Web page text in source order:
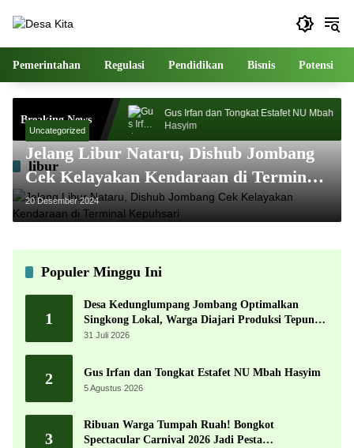
Pemerintahan Regulasi Pendidikan Bisnis Potensi
Breaking News
Sukses Digelar,
Ribuan
Gus Irfan dan Tongkat Estafet NU Mbah
Hasyim
libur
Uncategorized
Jelang Libur Nataru, Dishub Jombang
Cek Kelayakan Kendaraan di Terminal
Kepuhsari
20 Desember 2024
Populer Minggu Ini
1
Desa Kedunglumpang Jombang Optimalkan
Singkong Lokal, Warga Diajari Produksi Tepung
Mocaf
31 Juli 2026
2 Gus Irfan dan Tongkat Estafet NU Mbah Hasyim
5 Agustus 2026
3
Ribuan Warga Tumpah Ruah! Bongkot
Spectacular Carnival 2026 Jadi Pesta